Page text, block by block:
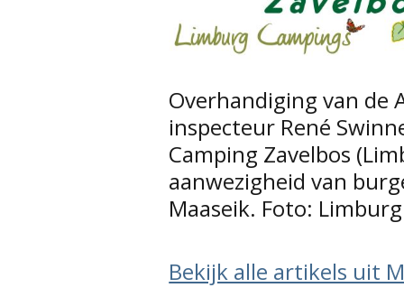
Overhandiging van de
inspecteur René
Camping Zavelbos
aanwezigheid van
Maaseik. Foto:
Bekijk alle artikels uit